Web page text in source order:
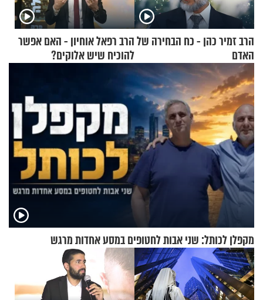
הרב זמיר כהן - כח הבחירה של
האדם
הרב רפאל אוחיון - האם אפשר
להוכיח שיש אלוקים?
מקפלן לכותל: שני אבות לחטופים במסע אחדות מרגש